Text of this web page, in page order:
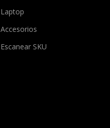
Laptop
Accesorios
Escanear SKU